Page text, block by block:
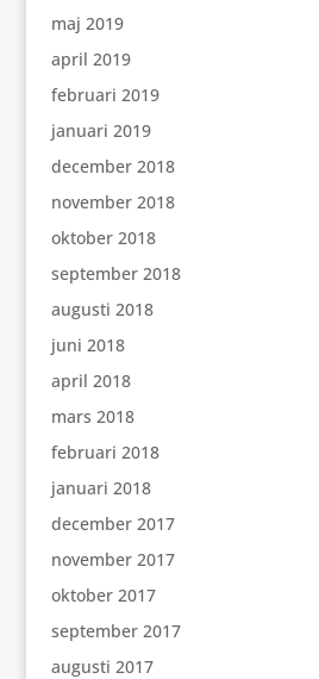
maj 2019
april 2019
februari 2019
januari 2019
december 2018
november 2018
oktober 2018
september 2018
augusti 2018
juni 2018
april 2018
mars 2018
februari 2018
januari 2018
december 2017
november 2017
oktober 2017
september 2017
augusti 2017